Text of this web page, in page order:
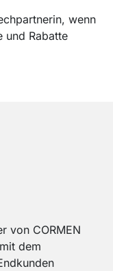
wenn
und Rabatte
von CORMEN
dem